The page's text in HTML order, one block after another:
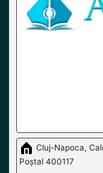
Cluj-Napoca,
Poștal 400117